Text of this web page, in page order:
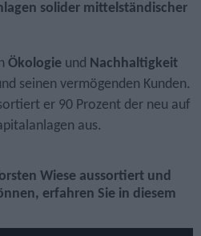
solider mittel­ständischer
Ökologie und Nachhaltigkeit
seinen vermögenden Kunden.
er 90 Prozent der neu auf
aus.
Wiese aussortiert und
erfahren Sie in diesem